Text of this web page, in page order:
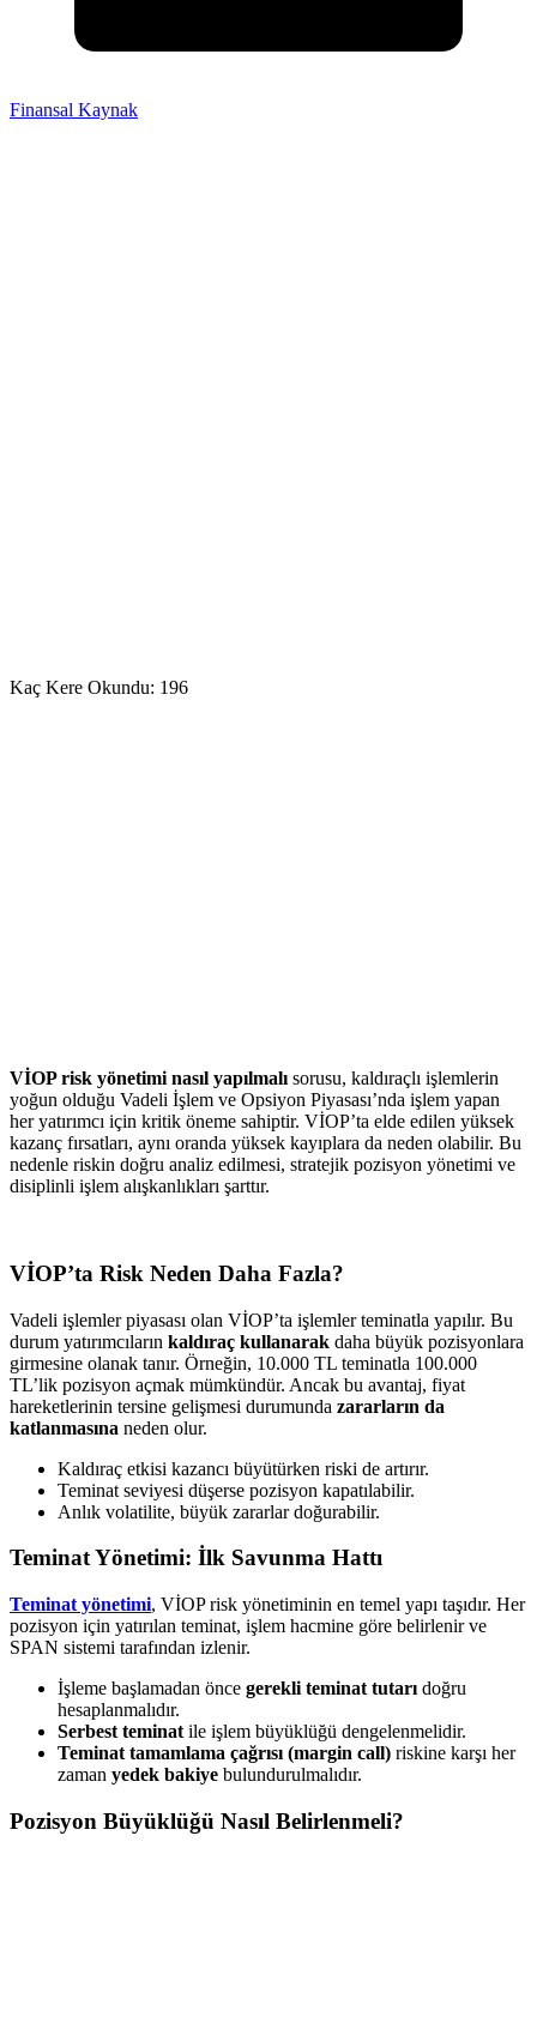
Finansal Kaynak
Kaç Kere Okundu: 196
VİOP risk yönetimi nasıl yapılmalı sorusu, kaldıraçlı işlemlerin
yoğun olduğu Vadeli İşlem ve Opsiyon Piyasası’nda işlem yapan
her yatırımcı için kritik öneme sahiptir. VİOP’ta elde edilen yüksek
kazanç fırsatları, aynı oranda yüksek kayıplara da neden olabilir. Bu
nedenle riskin doğru analiz edilmesi, stratejik pozisyon yönetimi ve
disiplinli işlem alışkanlıkları şarttır.
VİOP’ta Risk Neden Daha Fazla?
Vadeli işlemler piyasası olan VİOP’ta işlemler teminatla yapılır. Bu
durum yatırımcıların kaldıraç kullanarak daha büyük pozisyonlara
girmesine olanak tanır. Örneğin, 10.000 TL teminatla 100.000
TL’lik pozisyon açmak mümkündür. Ancak bu avantaj, fiyat
hareketlerinin tersine gelişmesi durumunda zararların da
katlanmasına neden olur.
Kaldıraç etkisi kazancı büyütürken riski de artırır.
Teminat seviyesi düşerse pozisyon kapatılabilir.
Anlık volatilite, büyük zararlar doğurabilir.
Teminat Yönetimi: İlk Savunma Hattı
Teminat yönetimi, VİOP risk yönetiminin en temel yapı taşıdır. Her
pozisyon için yatırılan teminat, işlem hacmine göre belirlenir ve
SPAN sistemi tarafından izlenir.
İşleme başlamadan önce gerekli teminat tutarı doğru
hesaplanmalıdır.
Serbest teminat ile işlem büyüklüğü dengelenmelidir.
Teminat tamamlama çağrısı (margin call) riskine karşı her
zaman yedek bakiye bulundurulmalıdır.
Pozisyon Büyüklüğü Nasıl Belirlenmeli?